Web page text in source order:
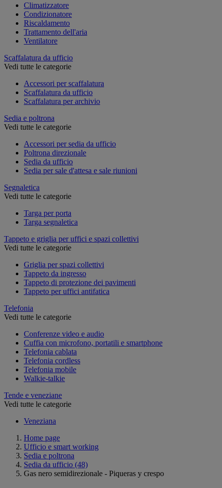
Climatizzatore
Condizionatore
Riscaldamento
Trattamento dell'aria
Ventilatore
Scaffalatura da ufficio
Vedi tutte le categorie
Accessori per scaffalatura
Scaffalatura da ufficio
Scaffalatura per archivio
Sedia e poltrona
Vedi tutte le categorie
Accessori per sedia da ufficio
Poltrona direzionale
Sedia da ufficio
Sedia per sale d'attesa e sale riunioni
Segnaletica
Vedi tutte le categorie
Targa per porta
Targa segnaletica
Tappeto e griglia per uffici e spazi collettivi
Vedi tutte le categorie
Griglia per spazi collettivi
Tappeto da ingresso
Tappeto di protezione dei pavimenti
Tappeto per uffici antifatica
Telefonia
Vedi tutte le categorie
Conferenze video e audio
Cuffia con microfono, portatili e smartphone
Telefonia cablata
Telefonia cordless
Telefonia mobile
Walkie-talkie
Tende e veneziane
Vedi tutte le categorie
Veneziana
Home page
Ufficio e smart working
Sedia e poltrona
Sedia da ufficio (48)
Gas nero semidirezionale - Piqueras y crespo